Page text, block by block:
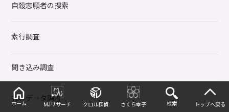
自殺志願者の捜索
素行調査
聞き込み調査
各種データ調査
ホーム MJリサーチ クロル探偵 さくら幸子 検索 トップへ戻る